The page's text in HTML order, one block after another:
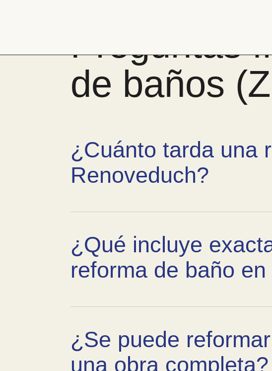
Preguntas
de baños
¿Cuánto tarda una
Renoveduch?
¿Qué incluye
reforma de baño
¿Se puede
una obra completa?